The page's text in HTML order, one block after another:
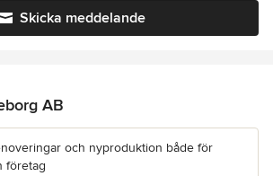
Skicka meddelande
AB
och nyproduktion både för
företag